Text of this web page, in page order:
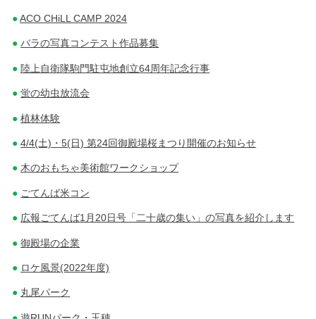
ACO CHiLL CAMP 2024
バラの写真コンテスト作品募集
陸上自衛隊駒門駐屯地創立64周年記念行事
蛍の幼虫放流会
植林体験
4/4(土)・5(日) 第24回御殿場桜まつり開催のお知らせ
木のおもちゃ美術館ワークショップ
ごてんば米コン
広報ごてんば1月20日号「二十歳の集い」の写真を紹介します
御殿場の企業
ロケ風景(2022年度)
丸尾パーク